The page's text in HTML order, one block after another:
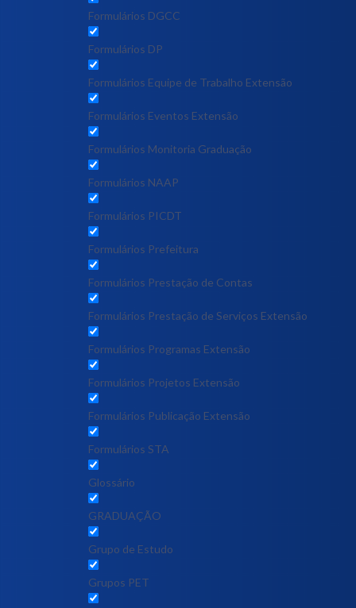
Formulários DGCC
Formulários DP
Formulários Equipe de Trabalho Extensão
Formulários Eventos Extensão
Formulários Monitoria Graduação
Formulários NAAP
Formulários PICDT
Formulários Prefeitura
Formulários Prestação de Contas
Formulários Prestação de Serviços Extensão
Formulários Programas Extensão
Formulários Projetos Extensão
Formulários Publicação Extensão
Formulários STA
Glossário
GRADUAÇÃO
Grupo de Estudo
Grupos PET